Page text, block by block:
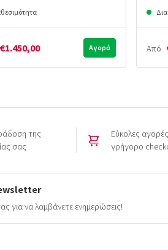
€1.450,00 Αγορά Από
της
σας
Εύκολες
γρήγορο
για να λαμβάνετε ενημερώσεις!